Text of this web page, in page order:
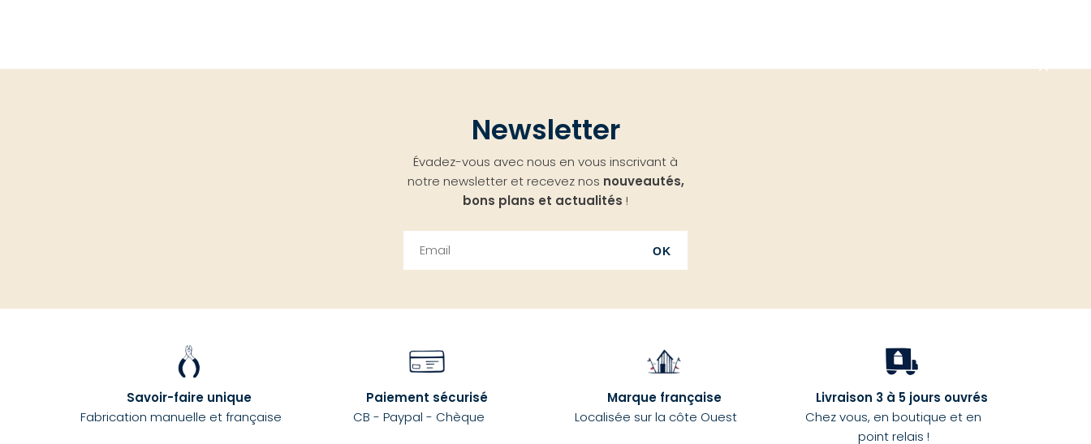
Newsletter
Évadez-vous avec nous en vous inscrivant à
notre newsletter et recevez nos nouveautés,
bons plans et actualités !
OK
Savoir-faire unique
Fabrication manuelle et française
Paiement sécurisé
CB - Paypal - Chèque
Marque française
Localisée sur la côte Ouest
Livraison 3 à 5 jours ouvrés
Chez vous, en boutique et en
point relais !